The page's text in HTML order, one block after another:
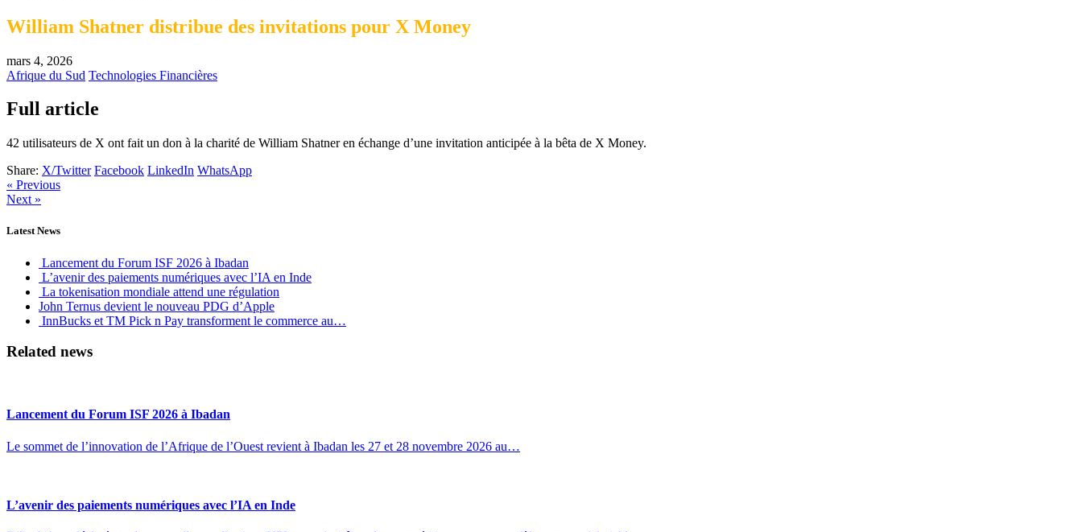
William Shatner distribue des invitations pour X Money
mars 4, 2026
Afrique du Sud Technologies Financières
Full article
42 utilisateurs de X ont fait un don à la charité de William Shatner en échange d’une invitation anticipée à la bêta de X Money.
Share: X/Twitter Facebook LinkedIn WhatsApp
« Previous
Next »
Latest News
Lancement du Forum ISF 2026 à Ibadan
L’avenir des paiements numériques avec l’IA en Inde
La tokenisation mondiale attend une régulation
John Ternus devient le nouveau PDG d’Apple
InnBucks et TM Pick n Pay transforment le commerce au…
Related news
Lancement du Forum ISF 2026 à Ibadan
Le sommet de l’innovation de l’Afrique de l’Ouest revient à Ibadan les 27 et 28 novembre 2026 au…
L’avenir des paiements numériques avec l’IA en Inde